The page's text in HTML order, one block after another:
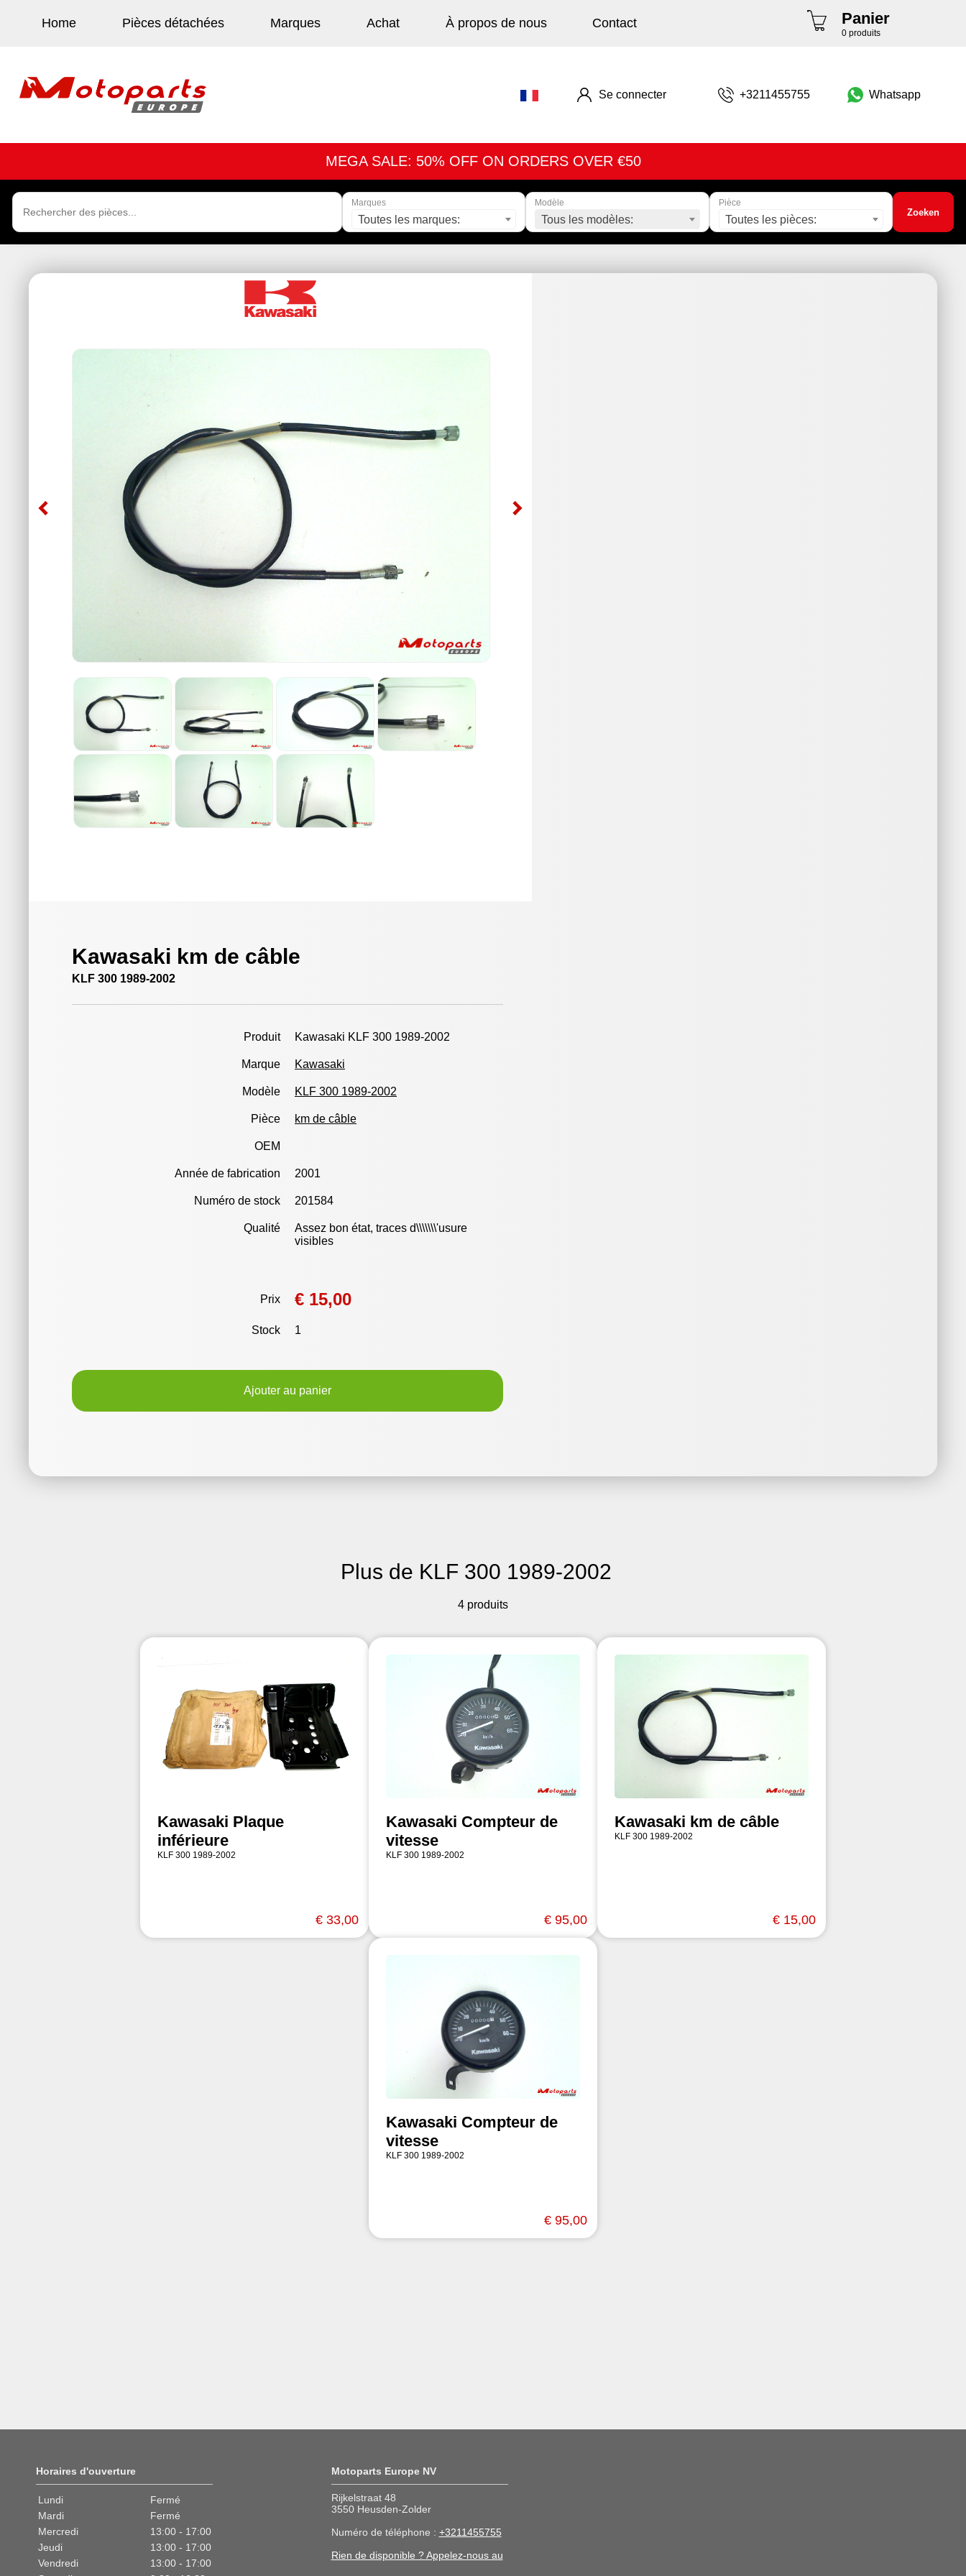
Panier
0 produits
Home Pièces détachées Marques Achat À propos de nous Contact
Whatsapp
+3211455755
Se connecter
MEGA SALE: 50% OFF ON ORDERS OVER €50
Marques
Toutes les marques:
Modèle
Tous les modèles:
Pièce
Toutes les pièces:
Zoeken
Kawasaki km de câble
KLF 300 1989-2002
Produit Kawasaki KLF 300 1989-2002
Marque Kawasaki
Modèle KLF 300 1989-2002
Pièce km de câble
OEM
Année de fabrication 2001
Numéro de stock 201584
Qualité
Assez bon état, traces d\\\\\\\'usure
visibles
Prix € 15,00
Stock 1
Ajouter au panier
Plus de KLF 300 1989-2002
4 produits
Kawasaki Plaque
inférieure
KLF 300 1989-2002
€ 33,00
Kawasaki Compteur de
vitesse
KLF 300 1989-2002
€ 95,00
Kawasaki km de câble
KLF 300 1989-2002
€ 15,00
Kawasaki Compteur de
vitesse
KLF 300 1989-2002
€ 95,00
Horaires d'ouverture
Lundi
Fermé
Mardi
Fermé
Mercredi
13:00 - 17:00
Jeudi
13:00 - 17:00
Vendredi
13:00 - 17:00
Motoparts Europe NV
Rijkelstraat 48
3550 Heusden-Zolder
Numéro de téléphone : +3211455755
Rien de disponible ? Appelez-nous au